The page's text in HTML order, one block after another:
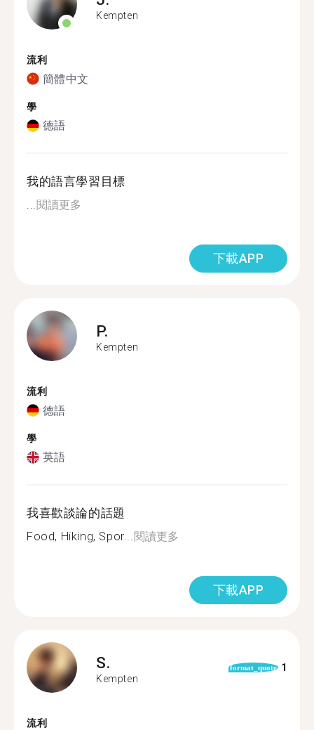
Kempten
流利
簡體中文
學
德語
我的語言學習目標
...閱讀更多
下載APP
P.
Kempten
流利
德語
學
英語
我喜歡談論的話題
Food, Hiking, Spor...閱讀更多
下載APP
S.
Kempten
format_quote 1
流利